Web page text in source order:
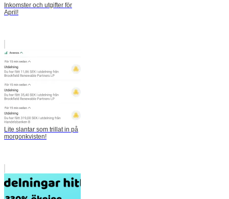
Inkomster och utgifter för
April!
Lite slantar som trillat in på
morgonkvisten!